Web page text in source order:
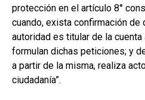
protección en el artículo 8°
cuando, exista confirmación de
autoridad es titular de la
formulan dichas peticiones; y
a partir de la misma, realiza
ciudadanía”.